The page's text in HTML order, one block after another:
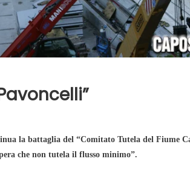
la battaglia del “Comitato Tutela del Fiume
che non tutela il flusso minimo”.